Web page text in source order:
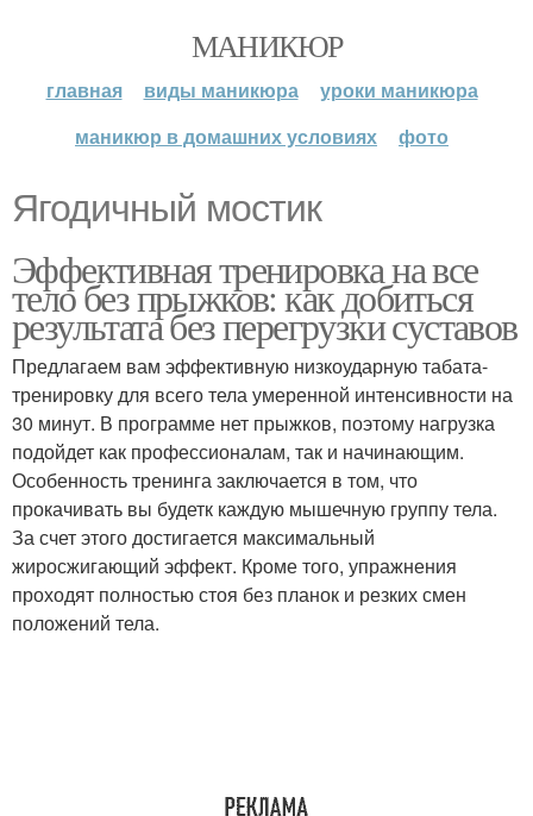
МАНИКЮР
главная виды маникюра
уроки маникюра
маникюр в домашних условиях
фото
Ягодичный мостик
Эффективная тренировка на все
тело без прыжков: как добиться
результата без перегрузки суставов
Предлагаем вам эффективную низкоударную табата-
тренировку для всего тела умеренной интенсивности на
30 минут. В программе нет прыжков, поэтому нагрузка
подойдет как профессионалам, так и начинающим.
Особенность тренинга заключается в том, что
прокачивать вы будетк каждую мышечную группу тела.
За счет этого достигается максимальный
жиросжигающий эффект. Кроме того, упражнения
проходят полностью стоя без планок и резких смен
положений тела.